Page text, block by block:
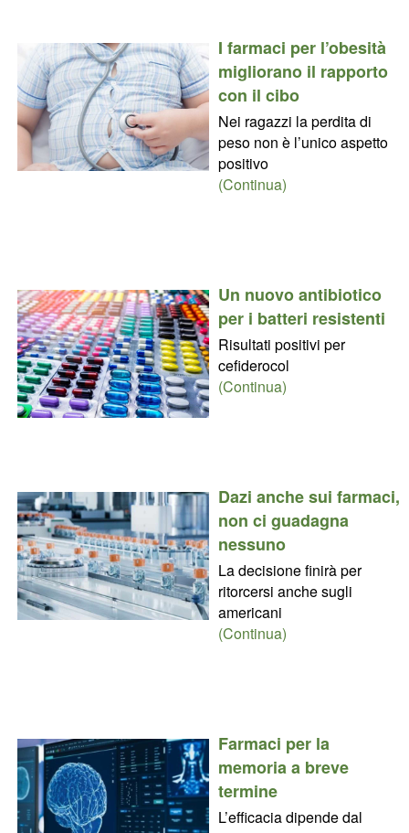
I farmaci per l’obesità
migliorano il rapporto
con il cibo
Nei ragazzi la perdita di
peso non è l’unico aspetto
positivo
(Continua)
Un nuovo antibiotico
per i batteri resistenti
Risultati positivi per
cefiderocol
(Continua)
Dazi anche sui farmaci,
non ci guadagna
nessuno
La decisione finirà per
ritorcersi anche sugli
americani
(Continua)
Farmaci per la
memoria a breve
termine
L’efficacia dipende dal